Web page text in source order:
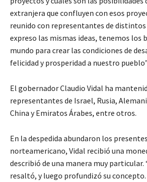
extranjera que confluyen con esos
reunido con representantes de distintos
expreso las mismas ideas, tenemos los
mundo para crear las condiciones de
felicidad y prosperidad a nuestro
El gobernador Claudio Vidal ha
representantes de Israel, Rusia,
China y Emiratos Árabes, entre otros.
En la despedida abundaron los
norteamericano, Vidal recibió una
describió de una manera muy particular.
resaltó, y luego profundizó su